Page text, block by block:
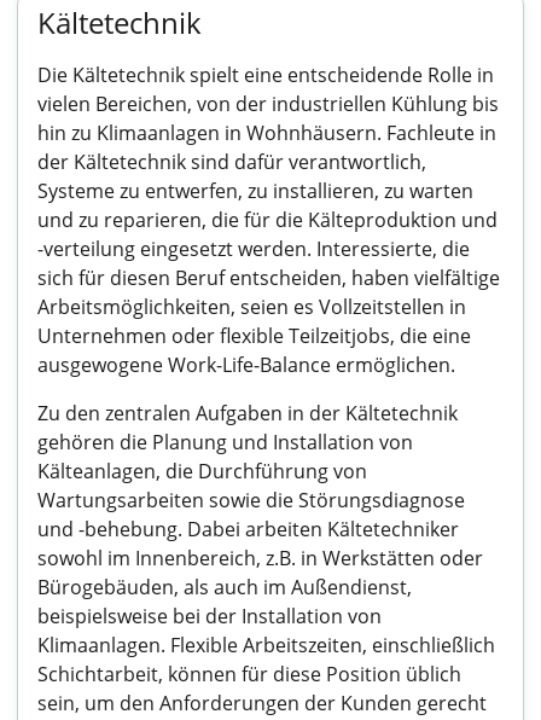
Kältetechnik
Die Kältetechnik spielt eine entscheidende Rolle in
vielen Bereichen, von der industriellen Kühlung bis
hin zu Klimaanlagen in Wohnhäusern. Fachleute in
der Kältetechnik sind dafür verantwortlich,
Systeme zu entwerfen, zu installieren, zu warten
und zu reparieren, die für die Kälteproduktion und
-verteilung eingesetzt werden. Interessierte, die
sich für diesen Beruf entscheiden, haben vielfältige
Arbeitsmöglichkeiten, seien es Vollzeitstellen in
Unternehmen oder flexible Teilzeitjobs, die eine
ausgewogene Work-Life-Balance ermöglichen.
Zu den zentralen Aufgaben in der Kältetechnik
gehören die Planung und Installation von
Kälteanlagen, die Durchführung von
Wartungsarbeiten sowie die Störungsdiagnose
und -behebung. Dabei arbeiten Kältetechniker
sowohl im Innenbereich, z.B. in Werkstätten oder
Bürogebäuden, als auch im Außendienst,
beispielsweise bei der Installation von
Klimaanlagen. Flexible Arbeitszeiten, einschließlich
Schichtarbeit, können für diese Position üblich
sein, um den Anforderungen der Kunden gerecht